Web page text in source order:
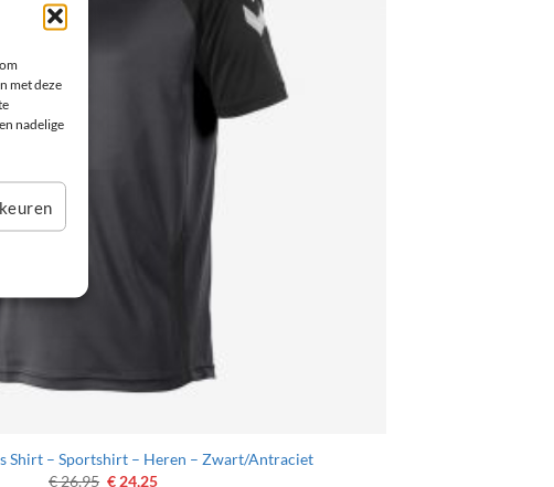
met deze
nadelige
Shirt – Sportshirt – Heren – Zwart/Antraciet
€26,95 Oorspronkelijke
€ 24,25Huidige